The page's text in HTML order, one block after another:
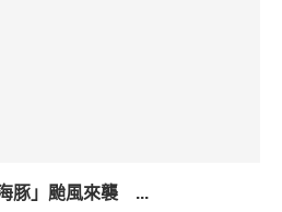
豚」颱風來襲 ...